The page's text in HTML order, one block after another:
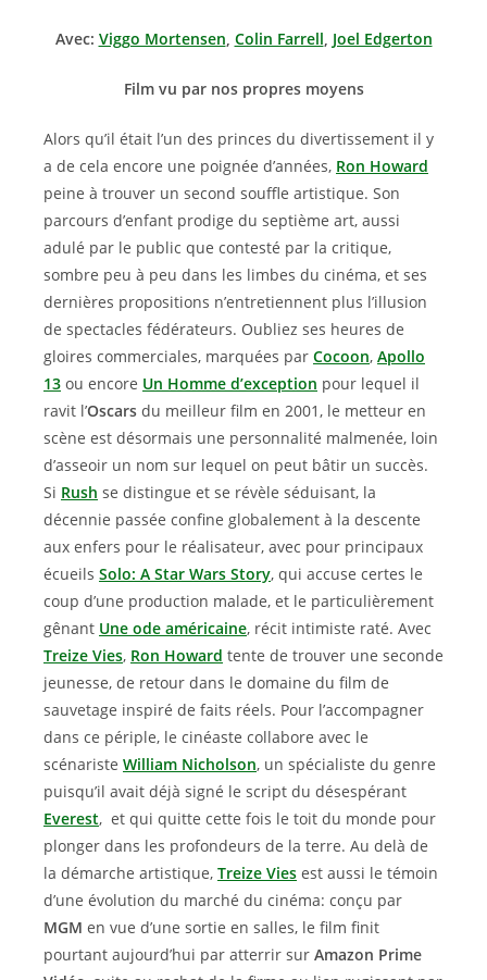
Avec: Viggo Mortensen, Colin Farrell, Joel Edgerton
Film vu par nos propres moyens
Alors qu’il était l’un des princes du divertissement il y
a de cela encore une poignée d’années, Ron Howard
peine à trouver un second souffle artistique. Son
parcours d’enfant prodige du septième art, aussi
adulé par le public que contesté par la critique,
sombre peu à peu dans les limbes du cinéma, et ses
dernières propositions n’entretiennent plus l’illusion
de spectacles fédérateurs. Oubliez ses heures de
gloires commerciales, marquées par Cocoon, Apollo
13 ou encore Un Homme d’exception pour lequel il
ravit l’Oscars du meilleur film en 2001, le metteur en
scène est désormais une personnalité malmenée, loin
d’asseoir un nom sur lequel on peut bâtir un succès.
Si Rush se distingue et se révèle séduisant, la
décennie passée confine globalement à la descente
aux enfers pour le réalisateur, avec pour principaux
écueils Solo: A Star Wars Story, qui accuse certes le
coup d’une production malade, et le particulièrement
gênant Une ode américaine, récit intimiste raté. Avec
Treize Vies, Ron Howard tente de trouver une seconde
jeunesse, de retour dans le domaine du film de
sauvetage inspiré de faits réels. Pour l’accompagner
dans ce périple, le cinéaste collabore avec le
scénariste William Nicholson, un spécialiste du genre
puisqu’il avait déjà signé le script du désespérant
Everest, et qui quitte cette fois le toit du monde pour
plonger dans les profondeurs de la terre. Au delà de
la démarche artistique, Treize Vies est aussi le témoin
d’une évolution du marché du cinéma: conçu par
MGM en vue d’une sortie en salles, le film finit
pourtant aujourd’hui par atterrir sur Amazon Prime